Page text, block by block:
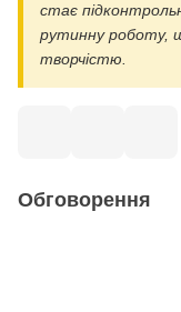
стає
рутинну роботу,
творчістю.
Обговорення